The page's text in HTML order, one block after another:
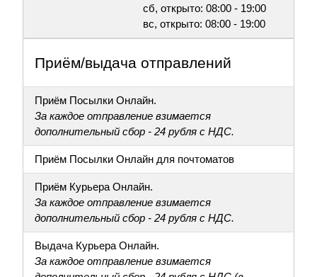
сб, открыто: 08:00 - 19:00
вс, открыто: 08:00 - 19:00
Приём/выдача отправлений
Приём Посылки Онлайн.
За каждое отправление взимается
дополнительный сбор - 24 рубля с НДС.
Приём Посылки Онлайн для почтоматов
Приём Курьера Онлайн.
За каждое отправление взимается
дополнительный сбор - 24 рубля с НДС.
Выдача Курьера Онлайн.
За каждое отправление взимается